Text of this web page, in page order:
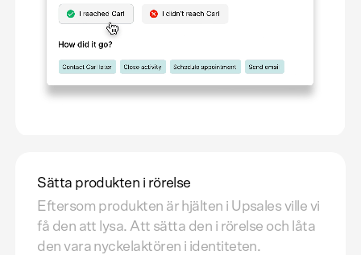
Sätta produkten i rörelse
Eftersom produkten är hjälten i Upsales ville vi
få den att lysa. Att sätta den i rörelse och låta
den vara nyckelaktören i identiteten.